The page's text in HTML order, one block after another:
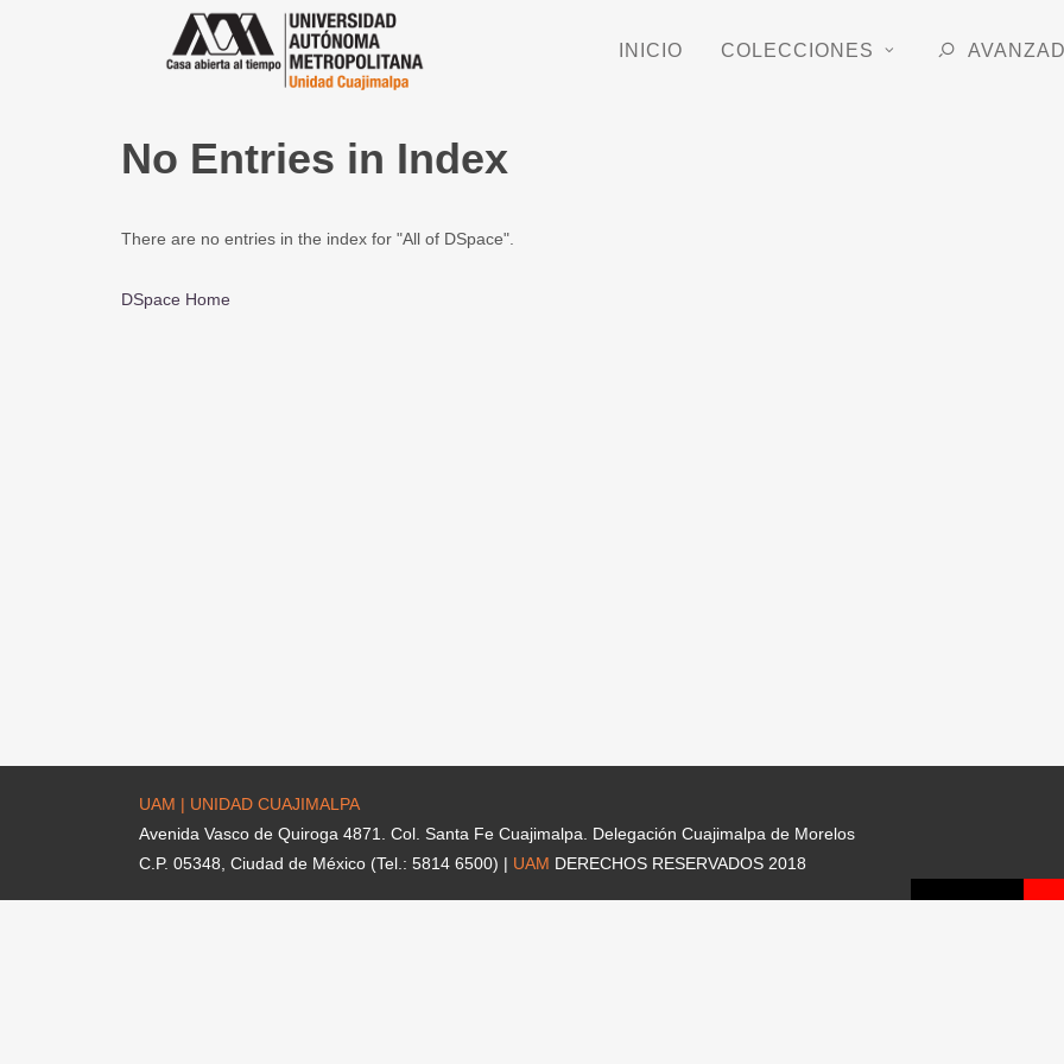
INICIO COLECCIONES
No Entries in Index
There are no entries in the index for "All of DSpace".
DSpace Home
UAM | UNIDAD CUAJIMALPA
Avenida Vasco de Quiroga 4871. Col. Santa Fe Cuajimalpa. Delegación Cuajimalpa de Morelos
C.P. 05348, Ciudad de México (Tel.: 5814 6500) | UAM DERECHOS RESERVADOS 2018